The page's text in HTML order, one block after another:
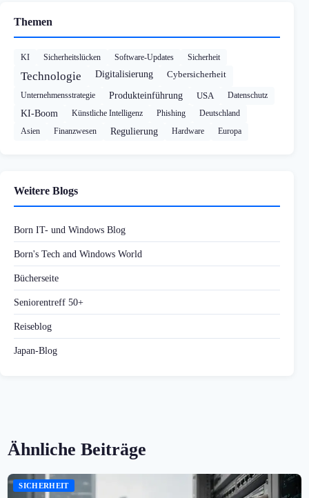
Themen
KI Sicherheitslücken Software-Updates Sicherheit
Technologie Digitalisierung Cybersicherheit
Unternehmensstrategie Produkteinführung USA Datenschutz
KI-Boom Künstliche Intelligenz Phishing
Deutschland
Asien
Finanzwesen Regulierung Hardware Europa
Weitere Blogs
Born IT- und Windows Blog
Born's Tech and Windows World
Bücherseite
Seniorentreff 50+
Reiseblog
Japan-Blog
Ähnliche Beiträge
SICHERHEIT